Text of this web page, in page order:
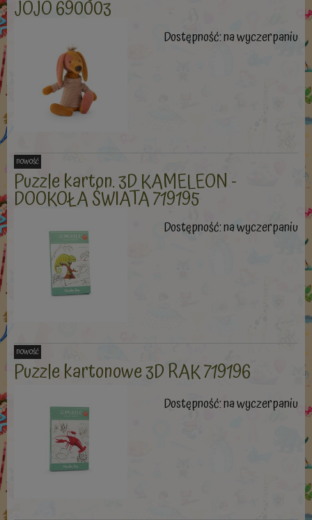
JOJO 690003
Dostępność:na wyczerpaniu
Puzzle karton. 3D KAMELEON -
DOOKOŁA ŚWIATA 719195
Dostępność:na wyczerpaniu
nowość
Puzzle kartonowe 3D RAK 719196
Dostępność:na wyczerpaniu
nowość